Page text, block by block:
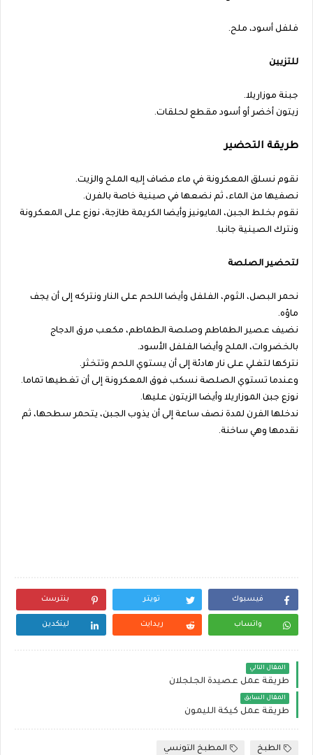
فلفل أسود، ملح.
للتزيين
جبنة موزاريلا.
زيتون أخضر أو أسود مقطع لحلقات.
طريقة التحضير
نقوم نسلق المعكرونة في ماء مضاف إليه الملح والزيت.
نصفيها من الماء، ثم نضعها في صينية خاصة بالفرن.
نقوم بخلط الجبن، المايونيز وأيضا الكريمة طازجة، نوزع على المعكرونة
ونترك الصينية جانبا.
لتحضير الصلصة
نحمر البصل، الثوم، الفلفل وأيضا اللحم على النار ونتركه إلى أن يجف
ماؤه.
نضيف عصير الطماطم وصلصة الطماطم، مكعب مرق الدجاج
بالخضروات، الملح وأيضا الفلفل الأسود.
نتركها لتغلي على نار هادئة إلى أن يستوي اللحم وتتخثر.
وعندما تستوي الصلصة نسكب فوق المعكرونة إلى أن تغطيها تماما.
نوزع جبن الموزاريلا وأيضا الزيتون عليها.
ندخلها الفرن لمدة نصف ساعة إلى أن يذوب الجبن، يتحمر سطحها، ثم
نقدمها وهي ساخنة.
فيسبوك تويتر بنترست
واتساب ريدايت لينكدين
المقال التالي
طريقة عمل عصيدة الجلجلان
المقال السابق
طريقة عمل كيكة الليمون
الطبخ المطبخ التونسي